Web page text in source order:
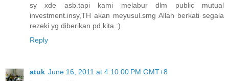
sy xde asb.tapi kami melabur dlm public mutual
investment.insy,TH akan meyusul.smg Allah berkati segala
rezeki yg diberikan pd kita.:)
Reply
atuk June 16, 2011 at 4:10:00 PM GMT+8